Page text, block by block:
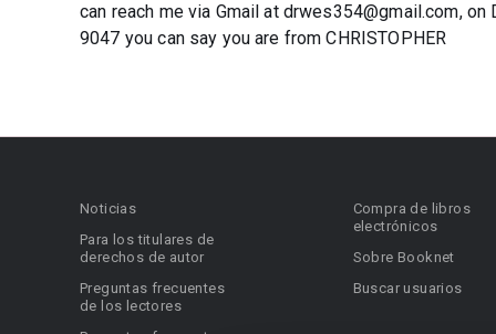
can reach me via Gmail at drwes354@gmail.com,
9047 you can say you are from CHRISTOPHER
Noticias
Para los titulares de
derechos de autor
Preguntas frecuentes
de los lectores
Compra de libros
electrónicos
Sobre Booknet
Buscar usuarios